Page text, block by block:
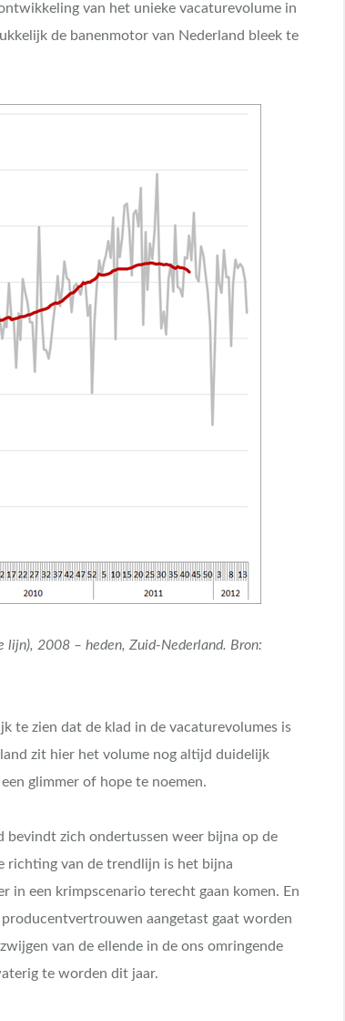
van het unieke vacaturevolume in
de banenmotor van Nederland bleek te
lijn), 2008 – heden, Zuid-Nederland. Bron:
te zien dat de klad in de vacaturevolumes is
zit hier het volume nog altijd duidelijk
glimmer of hope te noemen.
bevindt zich ondertussen weer bijna op de
richting van de trendlijn is het bijna
in een krimpscenario terecht gaan komen. En
aangetast gaat worden
van de ellende in de ons omringende
te worden dit jaar.